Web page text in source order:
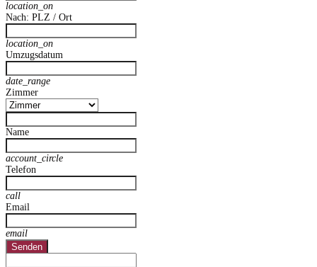
location_on
Nach: PLZ / Ort
location_on
Umzugsdatum
date_range
Zimmer
Name
account_circle
Telefon
call
Email
email
Senden